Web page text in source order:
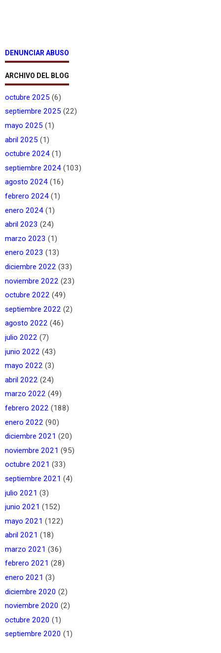
DENUNCIAR ABUSO
ARCHIVO DEL BLOG
octubre 2025 (6)
septiembre 2025 (22)
mayo 2025 (1)
abril 2025 (1)
octubre 2024 (1)
septiembre 2024 (103)
agosto 2024 (16)
febrero 2024 (1)
enero 2024 (1)
abril 2023 (24)
marzo 2023 (1)
enero 2023 (13)
diciembre 2022 (33)
noviembre 2022 (23)
octubre 2022 (49)
septiembre 2022 (2)
agosto 2022 (46)
julio 2022 (7)
junio 2022 (43)
mayo 2022 (3)
abril 2022 (24)
marzo 2022 (49)
febrero 2022 (188)
enero 2022 (90)
diciembre 2021 (20)
noviembre 2021 (95)
octubre 2021 (33)
septiembre 2021 (4)
julio 2021 (3)
junio 2021 (152)
mayo 2021 (122)
abril 2021 (18)
marzo 2021 (36)
febrero 2021 (28)
enero 2021 (3)
diciembre 2020 (2)
noviembre 2020 (2)
octubre 2020 (1)
septiembre 2020 (1)